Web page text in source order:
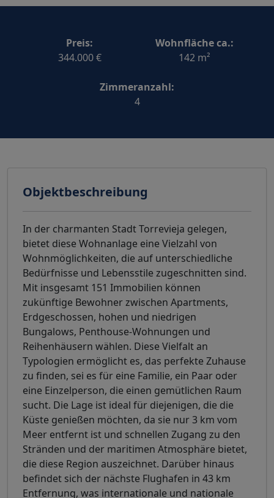
Preis:
344.000 €
Wohnfläche ca.:
142 m²
Zimmeranzahl:
4
Objektbeschreibung
In der charmanten Stadt Torrevieja gelegen,
bietet diese Wohnanlage eine Vielzahl von
Wohnmöglichkeiten, die auf unterschiedliche
Bedürfnisse und Lebensstile zugeschnitten sind.
Mit insgesamt 151 Immobilien können
zukünftige Bewohner zwischen Apartments,
Erdgeschossen, hohen und niedrigen
Bungalows, Penthouse-Wohnungen und
Reihenhäusern wählen. Diese Vielfalt an
Typologien ermöglicht es, das perfekte Zuhause
zu finden, sei es für eine Familie, ein Paar oder
eine Einzelperson, die einen gemütlichen Raum
sucht. Die Lage ist ideal für diejenigen, die die
Küste genießen möchten, da sie nur 3 km vom
Meer entfernt ist und schnellen Zugang zu den
Stränden und der maritimen Atmosphäre bietet,
die diese Region auszeichnet. Darüber hinaus
befindet sich der nächste Flughafen in 43 km
Entfernung, was internationale und nationale